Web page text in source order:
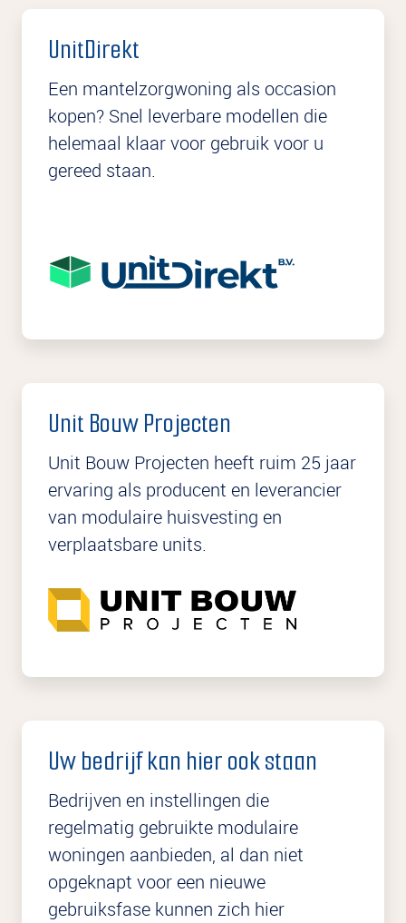
UnitDirekt
Een mantelzorgwoning als occasion
kopen? Snel leverbare modellen die
helemaal klaar voor gebruik voor u
gereed staan.
Unit Bouw Projecten
Unit Bouw Projecten heeft ruim 25 jaar
ervaring als producent en leverancier
van modulaire huisvesting en
verplaatsbare units.
Uw bedrijf kan hier ook staan
Bedrijven en instellingen die
regelmatig gebruikte modulaire
woningen aanbieden, al dan niet
opgeknapt voor een nieuwe
gebruiksfase kunnen zich hier